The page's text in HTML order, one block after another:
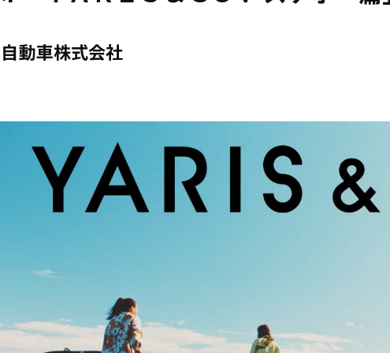
動車株式会社